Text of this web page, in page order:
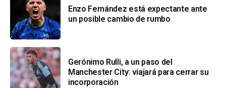
Enzo Fernández está expectante ante
un posible cambio de rumbo
Gerónimo Rulli, a un paso del
Manchester City: viajará para cerrar su
incorporación